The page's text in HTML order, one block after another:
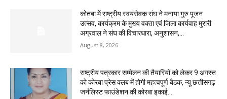
कोतबा में राष्ट्रीय स्वयंसेवक संघ ने मनाया गुरु पूजन
उत्सव, कार्यक्रम के मुख्य वक्ता एवं जिला कार्यवाह मुरारी
अग्रवाल ने संघ की विचारधारा, अनुशासन,...
August 8, 2026
राष्ट्रीय पत्रकार सम्मेलन की तैयारियों को लेकर 9 अगस्त
को कोरबा प्रेस क्लब में होगी महत्वपूर्ण बैठक, न्यू छत्तीसगढ़
जर्नलिस्ट फाउंडेशन की कोरबा इकाई...